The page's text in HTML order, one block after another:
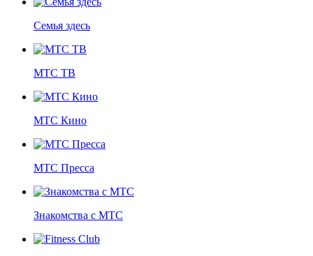
Семья здесь
МТС ТВ
МТС Кино
МТС Пресса
Знакомства с МТС